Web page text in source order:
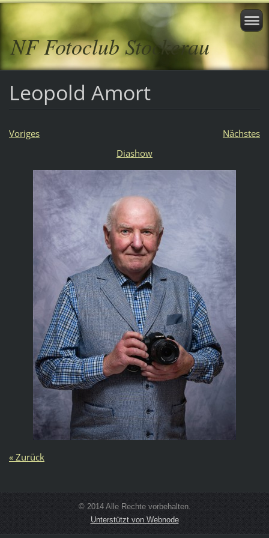
NF Fotoclub Stockerau
Leopold Amort
Voriges
Nächstes
Diashow
« Zurück
© 2014 Alle Rechte vorbehalten.
Unterstützt von Webnode